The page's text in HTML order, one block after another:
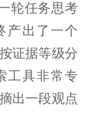
轮任务思考
产出了一个
证据等级分
工具非常专
出一段观点